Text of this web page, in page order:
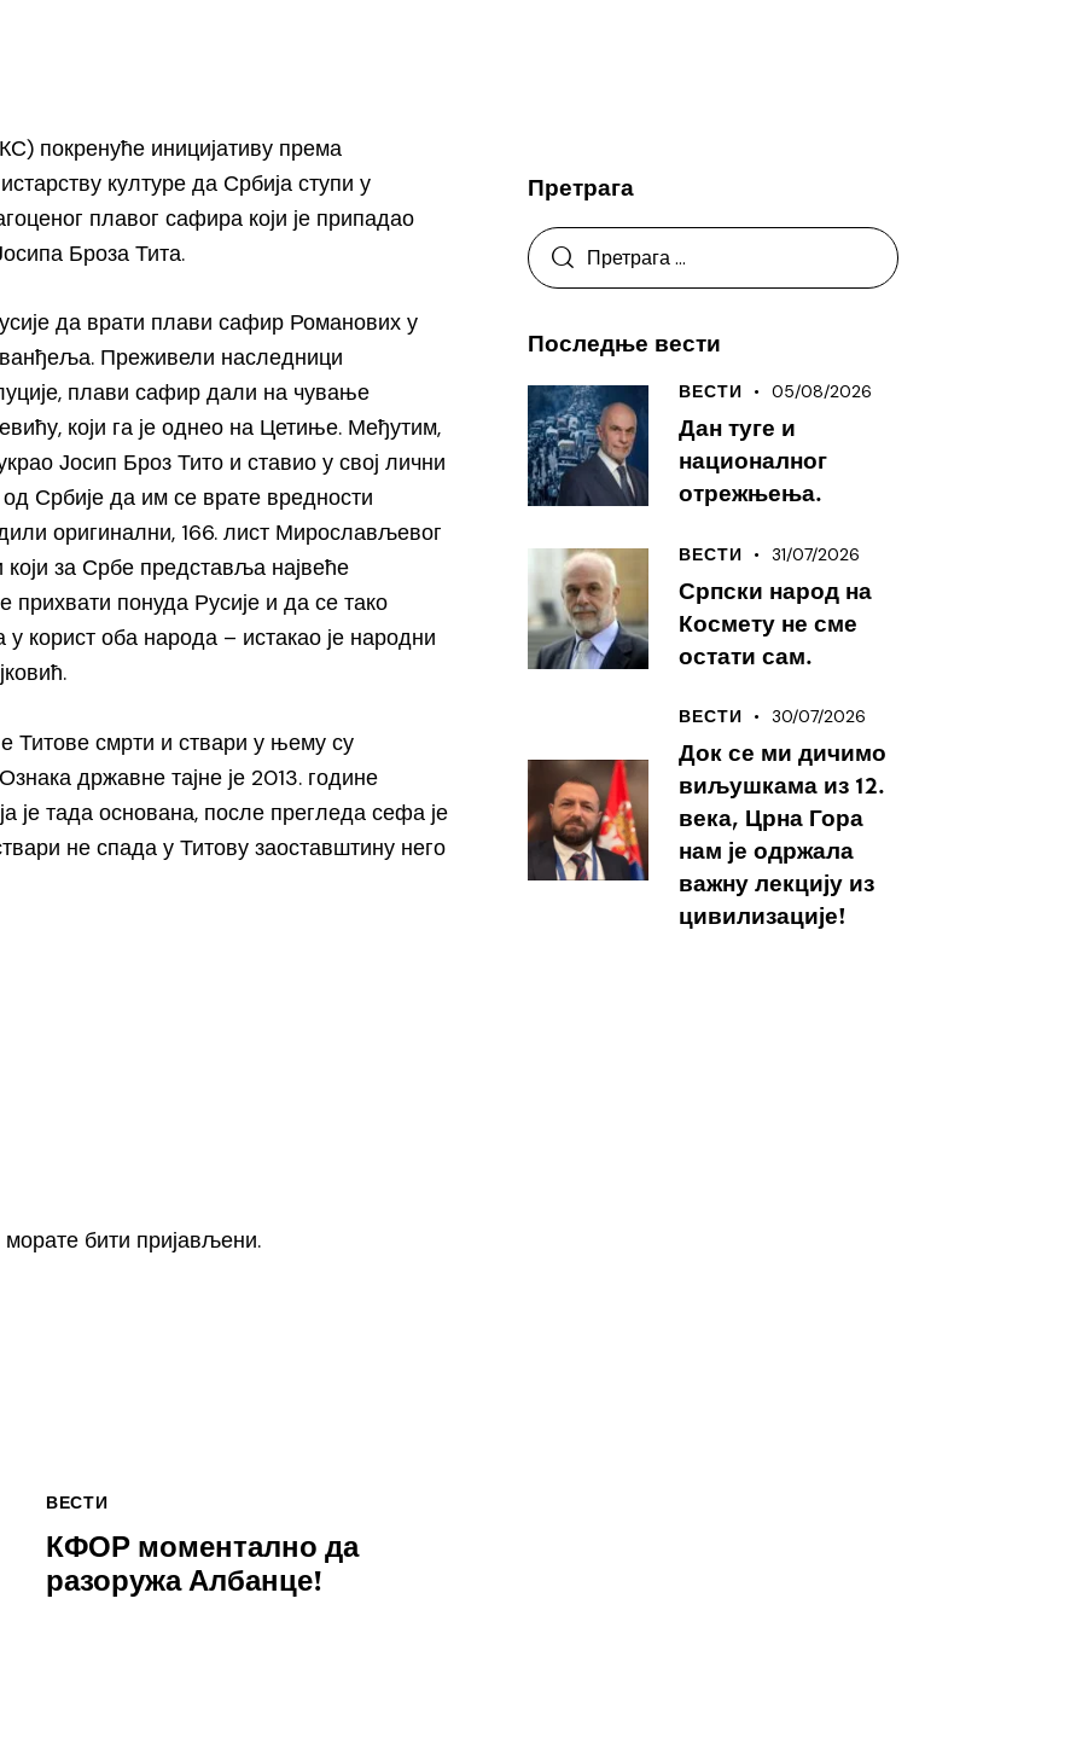
покренуће иницијативу према
културе да Србија ступи у
плавог сафира који је припадао
Броза Тита.
да врати плави сафир Романових у
Преживели наследници
плави сафир дали на чување
који га је однео на Цетиње. Међутим,
Јосип Броз Тито и ставио у свој лични
Србије да им се врате вредности
оригинални, 166. лист Мирослављевог
који за Србе представља највеће
прихвати понуда Русије и да се тако
корист оба народа – истакао је народни
Титове смрти и ствари у њему су
државне тајне је 2013. године
је тада основана, после прегледа сефа је
не спада у Титову заоставштину него
морате бити пријављени.
ВЕСТИ
КФОР моментално да
разоружа Албанце!
Претрага
Последње вести
ВЕСТИ 05/08/2026
Дан туге и
националног
отрежњења.
ВЕСТИ 31/07/2026
Српски народ на
Космету не сме
остати сам.
ВЕСТИ 30/07/2026
Док се ми дичимо
виљушкама из 12.
века, Црна Гора
нам је одржала
важну лекцију из
цивилизације!